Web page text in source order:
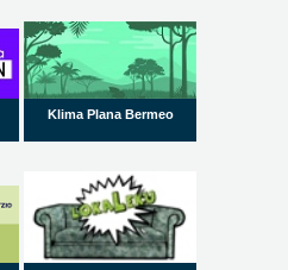
Klima Plana Bermeo